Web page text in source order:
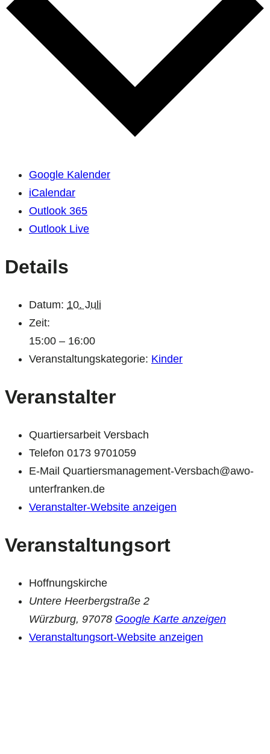
Google Kalender
iCalendar
Outlook 365
Outlook Live
Details
Datum: 10. Juli
Zeit:
15:00 – 16:00
Veranstaltungskategorie: Kinder
Veranstalter
Quartiersarbeit Versbach
Telefon 0173 9701059
E-Mail Quartiersmanagement-Versbach@awo-
unterfranken.de
Veranstalter-Website anzeigen
Veranstaltungsort
Hoffnungskirche
Untere Heerbergstraße 2
Würzburg, 97078 Google Karte anzeigen
Veranstaltungsort-Website anzeigen